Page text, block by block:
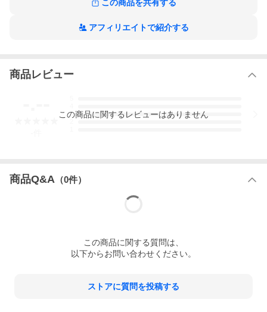
この商品を共有する
アフィリエイトで紹介する
商品レビュー
3
この商品に関するレビューはありません
商品Q&A （0件）
この商品に関する質問は、
以下からお問い合わせください。
ストアに質問を投稿する